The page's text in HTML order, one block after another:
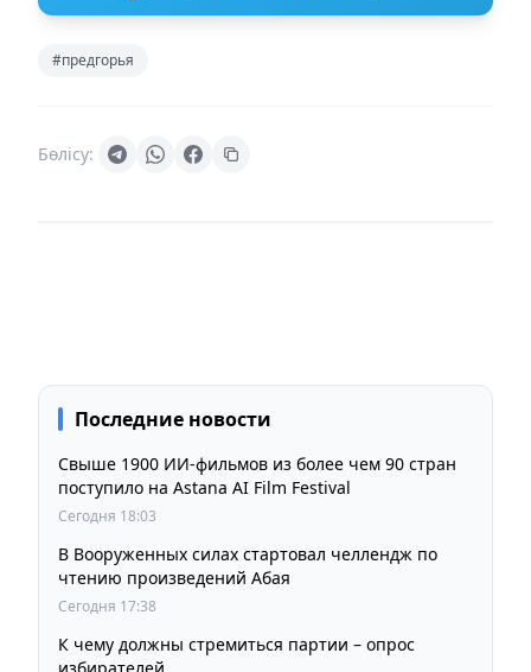
#предгорья
Бөлісу:
Последние новости
Свыше 1900 ИИ-фильмов из более чем 90 стран
поступило на Astana AI Film Festival
Сегодня 18:03
В Вооруженных силах стартовал челлендж по
чтению произведений Абая
Сегодня 17:38
К чему должны стремиться партии – опрос